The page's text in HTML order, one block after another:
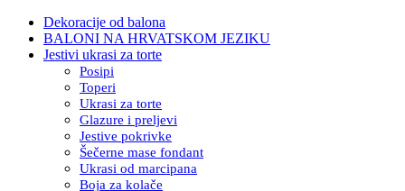
Dekoracije od balona
BALONI NA HRVATSKOM JEZIKU
Jestivi ukrasi za torte
Posipi
Toperi
Ukrasi za torte
Glazure i preljevi
Jestive pokrivke
Šečerne mase fondant
Ukrasi od marcipana
Boja za kolače